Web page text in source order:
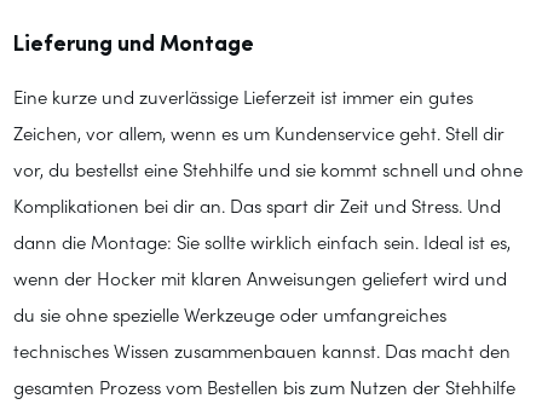
Lieferung und Montage
Eine kurze und zuverlässige Lieferzeit ist immer ein gutes
Zeichen, vor allem, wenn es um Kundenservice geht. Stell dir
vor, du bestellst eine Stehhilfe und sie kommt schnell und ohne
Komplikationen bei dir an. Das spart dir Zeit und Stress. Und
dann die Montage: Sie sollte wirklich einfach sein. Ideal ist es,
wenn der Hocker mit klaren Anweisungen geliefert wird und
du sie ohne spezielle Werkzeuge oder umfangreiches
technisches Wissen zusammenbauen kannst. Das macht den
gesamten Prozess vom Bestellen bis zum Nutzen der Stehhilfe